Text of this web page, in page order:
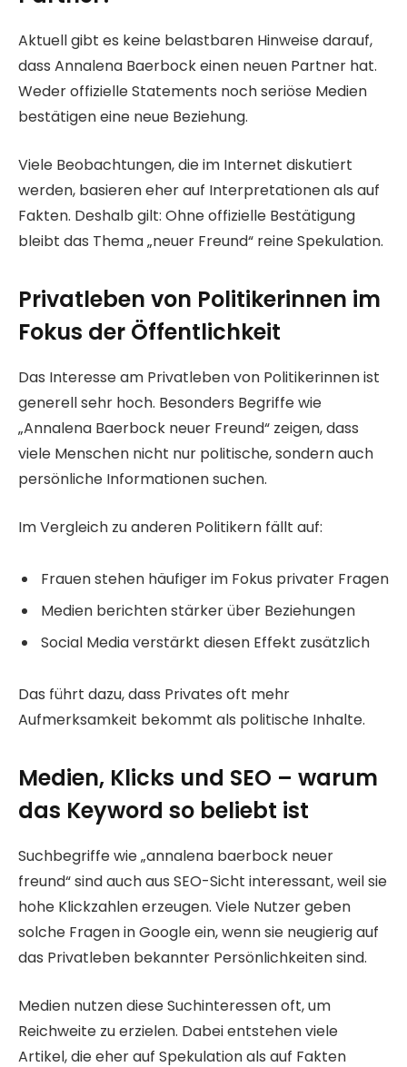
Aktuell gibt es keine belastbaren Hinweise darauf,
dass Annalena Baerbock einen neuen Partner hat.
Weder offizielle Statements noch seriöse Medien
bestätigen eine neue Beziehung.
Viele Beobachtungen, die im Internet diskutiert
werden, basieren eher auf Interpretationen als auf
Fakten. Deshalb gilt: Ohne offizielle Bestätigung
bleibt das Thema „neuer Freund“ reine Spekulation.
Privatleben von Politikerinnen im
Fokus der Öffentlichkeit
Das Interesse am Privatleben von Politikerinnen ist
generell sehr hoch. Besonders Begriffe wie
„Annalena Baerbock neuer Freund“ zeigen, dass
viele Menschen nicht nur politische, sondern auch
persönliche Informationen suchen.
Im Vergleich zu anderen Politikern fällt auf:
Frauen stehen häufiger im Fokus privater Fragen
Medien berichten stärker über Beziehungen
Social Media verstärkt diesen Effekt zusätzlich
Das führt dazu, dass Privates oft mehr
Aufmerksamkeit bekommt als politische Inhalte.
Medien, Klicks und SEO – warum
das Keyword so beliebt ist
Suchbegriffe wie „annalena baerbock neuer
freund“ sind auch aus SEO-Sicht interessant, weil sie
hohe Klickzahlen erzeugen. Viele Nutzer geben
solche Fragen in Google ein, wenn sie neugierig auf
das Privatleben bekannter Persönlichkeiten sind.
Medien nutzen diese Suchinteressen oft, um
Reichweite zu erzielen. Dabei entstehen viele
Artikel, die eher auf Spekulation als auf Fakten